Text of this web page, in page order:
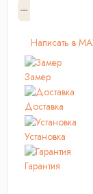
Написать в
Замер
Доставка
Установка
Гарантия